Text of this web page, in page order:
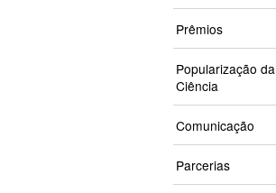
Prêmios
Popularização da
Ciência
Comunicação
Parcerias